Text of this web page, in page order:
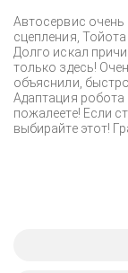
Автосервис
сцепления,
Долго искал
только здесь!
объяснили,
Адаптация
пожалеете! Если
выбирайте этот!